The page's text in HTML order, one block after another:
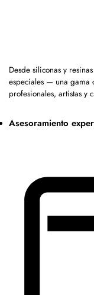
Desde siliconas y
especiales — una gama
profesionales, artistas y
Asesoramiento